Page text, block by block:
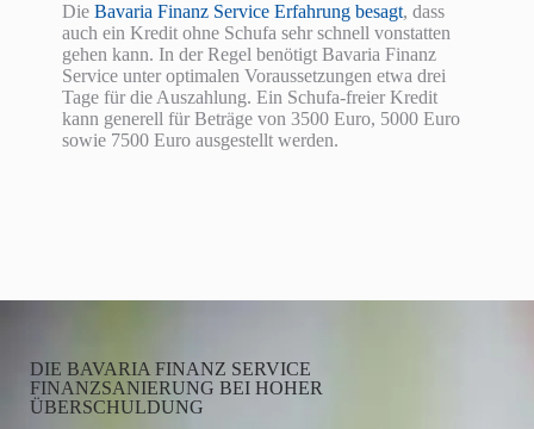
Die Bavaria Finanz Service Erfahrung besagt, dass
auch ein Kredit ohne Schufa sehr schnell vonstatten
gehen kann. In der Regel benötigt Bavaria Finanz
Service unter optimalen Voraussetzungen etwa drei
Tage für die Auszahlung. Ein Schufa-freier Kredit
kann generell für Beträge von 3500 Euro, 5000 Euro
sowie 7500 Euro ausgestellt werden.
DIE BAVARIA FINANZ SERVICE
FINANZSANIERUNG BEI HOHER
ÜBERSCHULDUNG